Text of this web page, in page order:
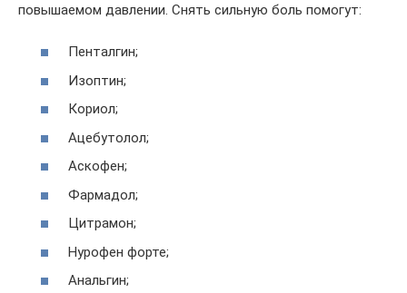
повышаемом давлении. Снять сильную боль помогут:
Пенталгин;
Изоптин;
Кориол;
Ацебутолол;
Аскофен;
Фармадол;
Цитрамон;
Нурофен форте;
Анальгин;